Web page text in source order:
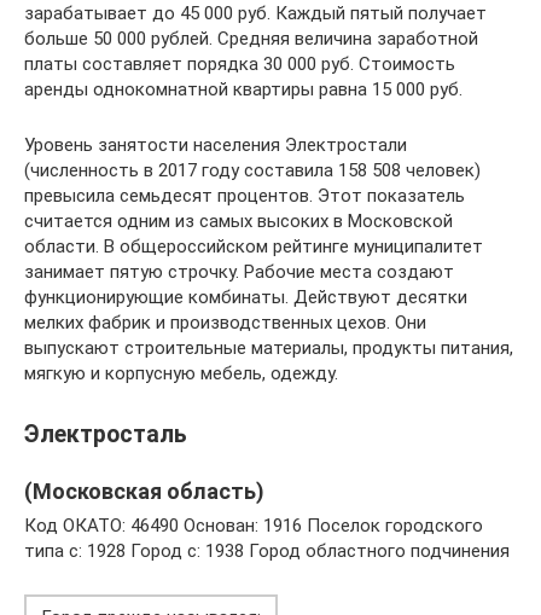
зарабатывает до 45 000 руб. Каждый пятый получает
больше 50 000 рублей. Средняя величина заработной
платы составляет порядка 30 000 руб. Стоимость
аренды однокомнатной квартиры равна 15 000 руб.
Уровень занятости населения Электростали
(численность в 2017 году составила 158 508 человек)
превысила семьдесят процентов. Этот показатель
считается одним из самых высоких в Московской
области. В общероссийском рейтинге муниципалитет
занимает пятую строчку. Рабочие места создают
функционирующие комбинаты. Действуют десятки
мелких фабрик и производственных цехов. Они
выпускают строительные материалы, продукты питания,
мягкую и корпусную мебель, одежду.
Электросталь
(Московская область)
Код ОКАТО: 46490 Основан: 1916 Поселок городского
типа с: 1928 Город с: 1938 Город областного подчинения